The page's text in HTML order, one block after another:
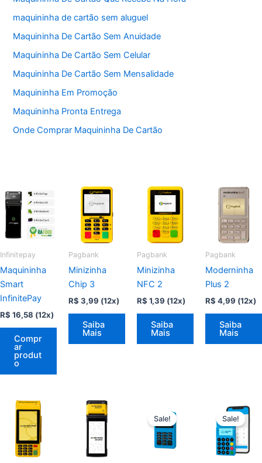
maquininha de cartão sem aluguel
Maquininha De Cartão Sem Anuidade
Maquininha De Cartão Sem Celular
Maquininha De Cartão Sem Mensalidade
Maquininha Em Promoção
Maquininha Pronta Entrega
Onde Comprar Maquininha De Cartão
Infinitepay
Maquininha
Smart
InfinitePay
R$ 16,58 (12x)
Compr
ar
produt
o
Pagbank
Minizinha
Chip 3
R$ 3,99 (12x)
Saiba
Mais
Pagbank
Minizinha
NFC 2
R$ 1,39 (12x)
Saiba
Mais
Pagbank
Moderninha
Plus 2
R$ 4,99 (12x)
Saiba
Mais
Sale! Sale!